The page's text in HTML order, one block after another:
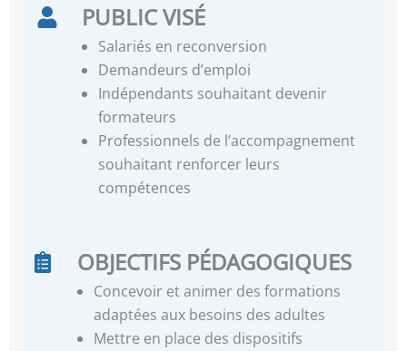
PUBLIC VISÉ
Salariés en reconversion
Demandeurs d’emploi
Indépendants souhaitant devenir
formateurs
Professionnels de l’accompagnement
souhaitant renforcer leurs
compétences
OBJECTIFS PÉDAGOGIQUES
Concevoir et animer des formations
adaptées aux besoins des adultes
Mettre en place des dispositifs